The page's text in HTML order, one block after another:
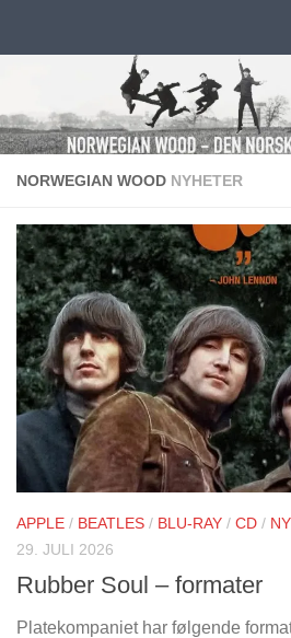
NORWEGIAN WOOD NYHETER
APPLE / BEATLES / BLU-RAY / CD /
29. JULI 2026
Rubber Soul – formater
Platekompaniet har følgende